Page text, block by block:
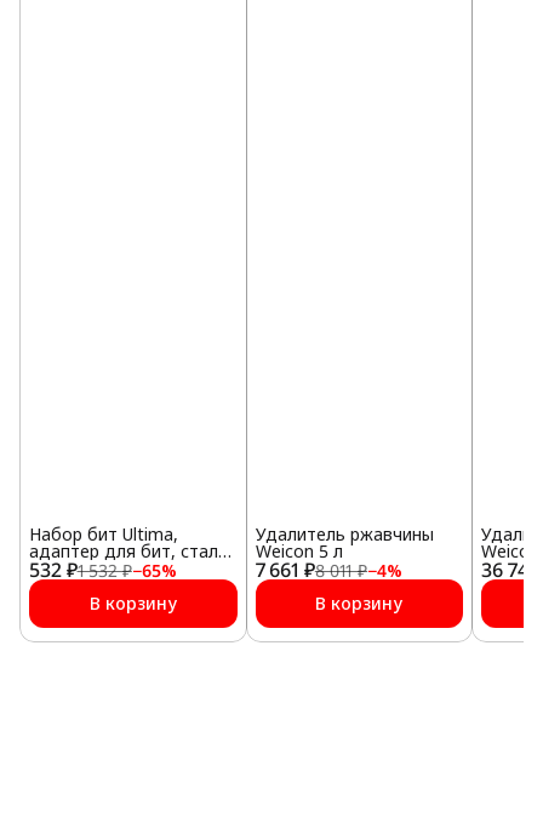
532 ₽1 532 ₽−65%
Набор бит Ultima,
адаптер для бит, сталь
S2, 18 предм., в пласт.
Боксе
В корзину
7 661 ₽8 011 ₽−4%
Удалитель ржавчины
Weicon 5 л
В корзину
36